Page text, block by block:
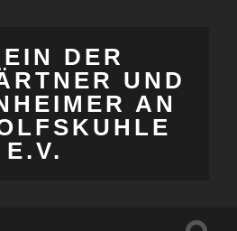
DER
UND
AN
E.V.